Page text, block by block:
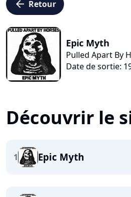
arrow_left Retour
Epic Myth
Pulled Apart By
Date de sortie:
Découvrir le
1 Epic Myth